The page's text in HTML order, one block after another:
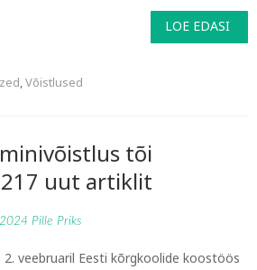
LOE EDASI
,Võistlused
tõi
217 uut artiklit
Pille Priks
2. veebruaril Eesti kõrgkoolide koostöös